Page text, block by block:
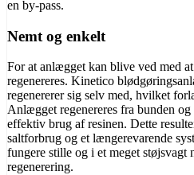
en by-pass.
Nemt og enkelt
For at anlægget kan blive ved med
regenereres. Kinetico
regenererer sig selv med, hvilket
Anlægget regenereres fra bunden
effektiv brug af resinen. Dette
saltforbrug og et længerevarende
fungere stille og i et meget støjsvagt
regenerering.